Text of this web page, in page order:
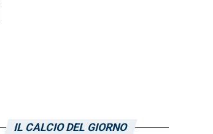
IL CALCIO DEL GIORNO